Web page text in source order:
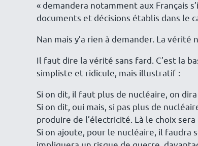
« demandera notamment aux Français
documents et décisions établis dans le
Nan mais y’a rien à demander. La vérité
Il faut dire la vérité sans fard. C’est la
simpliste et ridicule, mais illustratif :
Si on dit, il faut plus de nucléaire, on
Si on dit, oui mais, si pas plus de
produire de l’électricité. Là le choix
Si on ajoute, pour le nucléaire, il faudra